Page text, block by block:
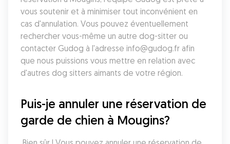
vous soutenir et à minimiser tout inconvénient en
cas d'annulation. Vous pouvez éventuellement
rechercher vous-même un autre dog-sitter ou
contacter Gudog à l'adresse info@gudog.fr afin
que nous puissions vous mettre en relation avec
d'autres dog sitters aimants de votre région.
Puis-je annuler une réservation de
garde de chien à Mougins?